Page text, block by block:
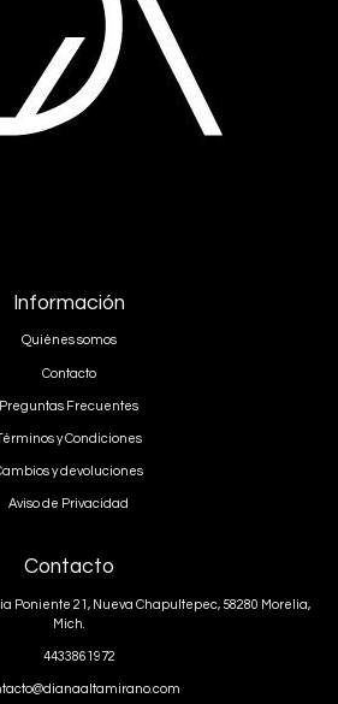
Información
Quiénes somos
Contacto
Preguntas Frecuentes
y Condiciones
y devoluciones
Aviso de Privacidad
Contacto
Poniente 21, Nueva Chapultepec, 58280 Morelia,
Mich.
4433861972